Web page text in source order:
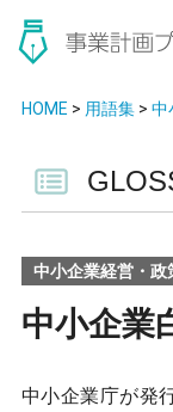
HOME > 用語集> 中
中小企業経営・政
中小企業
中小企業庁が発